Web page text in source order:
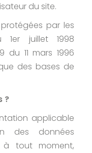
du site.
par les
juillet 1998
11 mars 1996
des bases de
?
applicable
des données
à tout moment,